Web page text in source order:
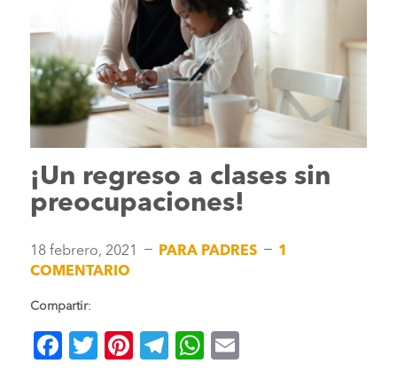
¡Un regreso a clases sin
preocupaciones!
18 febrero, 2021 K PARA PADRES K 1
COMENTARIO
Compartir:
F
T
Pi
T
W